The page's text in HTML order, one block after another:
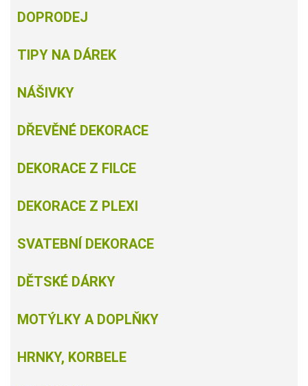
DOPRODEJ
TIPY NA DÁREK
NÁŠIVKY
DŘEVĚNÉ DEKORACE
DEKORACE Z FILCE
DEKORACE Z PLEXI
SVATEBNÍ DEKORACE
DĚTSKÉ DÁRKY
MOTÝLKY A DOPLŇKY
HRNKY, KORBELE